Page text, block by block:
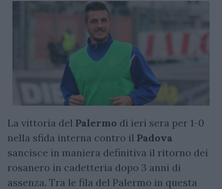
La vittoria del Palermo di ieri sera per 1-0
nella sfida interna contro il Padova
sancisce in maniera definitiva il ritorno dei
rosanero in cadetteria dopo 3 anni di
assenza. Tra le fila del Palermo in questa